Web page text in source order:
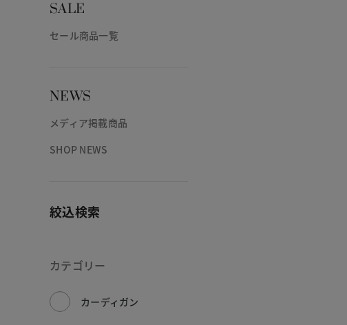
SALE
セール商品一覧
NEWS
メディア掲載商品
SHOP NEWS
絞込検索
カテゴリー
カーディガン